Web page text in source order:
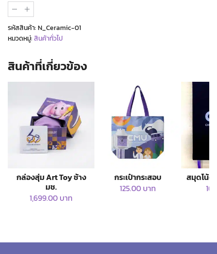
จำนวน
ประติมากรรม
พระ
พิฆเนศ
กวัก
รหัสสินค้า:N_Ceramic-01
หมวดหมู่:สินค้าทั่วไป
สินค้าที่เกี่ยวข้อง
กล่องสุ่ม Art Toy ช้าง
มช.
1,699.00 บาท
กระเป๋ากระสอบ
125.00 บาท
สมุดโน้ต